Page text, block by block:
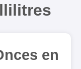
en